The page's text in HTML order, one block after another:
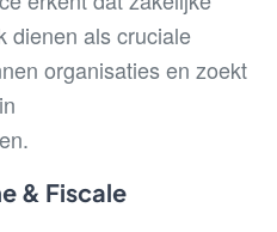
dienen als cruciale
organisaties en zoekt
& Fiscale